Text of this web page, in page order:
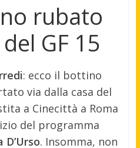
rubato
GF 15
: ecco il bottino
via dalla casa del
a Cinecittà a Roma
del programma
D’Urso. Insomma, non